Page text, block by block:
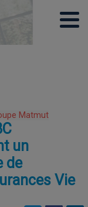
Matmut
un
de
Vie